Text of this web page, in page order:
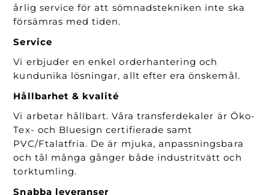
årlig service för att sömnadstekniken inte ska
försämras med tiden.
Service
Vi erbjuder en enkel orderhantering och
kundunika lösningar, allt efter era önskemål.
Hållbarhet & kvalité
Vi arbetar hållbart. Våra transferdekaler är Öko-
Tex- och Bluesign certifierade samt
PVC/Ftalatfria. De är mjuka, anpassningsbara
och tål många gånger både industritvätt och
torktumling.
Snabba leveranser